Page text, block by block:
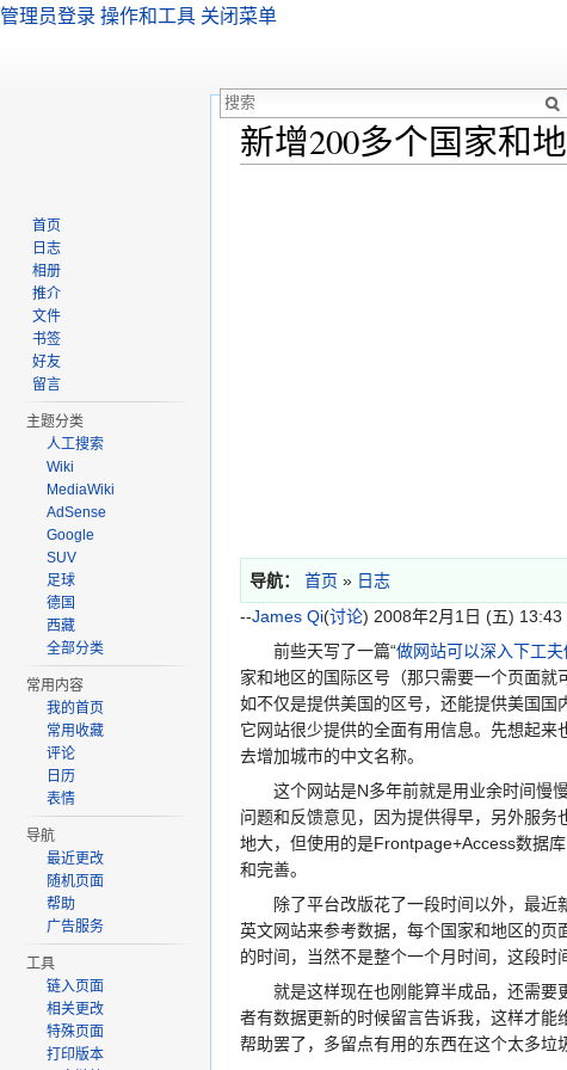
新增200多个国家和
导航： 首页 » 日志
--James Qi(讨论) 2008年2月1日 (五) 13:43
前些天写了一篇“做网站可以深入下工
家和地区的国际区号（那只需要一个页面
如不仅是提供美国的区号，还能提供美国
它网站很少提供的全面有用信息。先想起
去增加城市的中文名称。
这个网站是N多年前就是用业余时间慢慢
问题和反馈意见，因为提供得早，另外服
地大，但使用的是Frontpage+Access数据
和完善。
除了平台改版花了一段时间以外，最近新
英文网站来参考数据，每个国家和地区的
的时间，当然不是整个一个月时间，这段时
就是这样现在也刚能算半成品，还需要更
者有数据更新的时候留言告诉我，这样才
帮助罢了，多留点有用的东西在这个太多垃
管理员登录 操作和工具 关闭菜单
首页
日志
相册
推介
文件
书签
好友
留言
主题分类
人工搜索
Wiki
MediaWiki
AdSense
Google
SUV
足球
德国
西藏
全部分类
常用内容
我的首页
常用收藏
评论
日历
表情
导航
最近更改
随机页面
帮助
广告服务
工具
链入页面
相关更改
特殊页面
打印版本